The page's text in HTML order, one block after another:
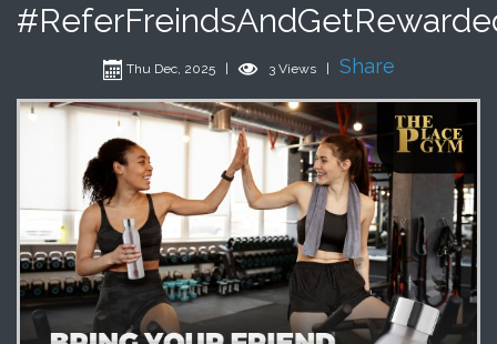
Thu Dec, 2025 | 3 Views | Share